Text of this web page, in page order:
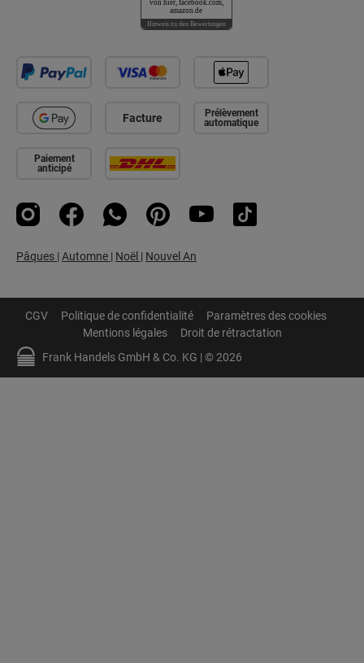
von hier, facebook.com,
amazon.de
Hinweis zu den Bewertungen
Facture
Prélèvement
automatique
Paiement
anticipé
InstagramFacebookWhatsApp PinterestYouTubeTikTok
Pâques | Automne | Noël | Nouvel An
Frank Handels GmbH & Co. KG | © 2026
CGV Politique de confidentialité
Paramètres des cookies
Mentions légales
Droit de rétractation